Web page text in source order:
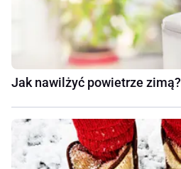
Jak nawilżyć powietrze zimą?